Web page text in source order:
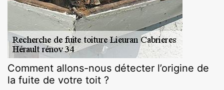
Comment allons-nous détecter l’origine de
la fuite de votre toit ?